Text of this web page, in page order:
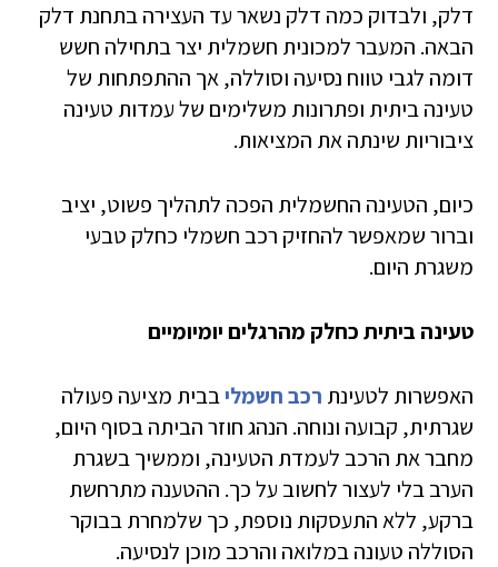
דלק, ולבדוק כמה דלק נשאר עד העצירה בתחנת דלק
הבאה. המעבר למכונית חשמלית יצר בתחילה חשש
דומה לגבי טווח נסיעה וסוללה, אך ההתפתחות של
טעינה ביתית ופתרונות משלימים של עמדות טעינה
ציבוריות שינתה את המציאות.
כיום, הטעינה החשמלית הפכה לתהליך פשוט, יציב
וברור שמאפשר להחזיק רכב חשמלי כחלק טבעי
משגרת היום.
טעינה ביתית כחלק מהרגלים יומיומיים
האפשרות לטעינת רכב חשמליבבית מציעה פעולה
שגרתית, קבועה ונוחה. הנהג חוזר הביתה בסוף היום,
מחבר את הרכב לעמדת הטעינה, וממשיך בשגרת
הערב בלי לעצור לחשוב על כך. ההטענה מתרחשת
ברקע, ללא התעסקות נוספת, כך שלמחרת בבוקר
הסוללה טעונה במלואה והרכב מוכן לנסיעה.